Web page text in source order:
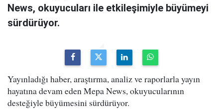
News, okuyucuları ile etkileşimiyle büyümeyi
sürdürüyor.
Yayınladığı haber, araştırma, analiz ve raporlarla yayın
hayatına devam eden Mepa News, okuyucularının
desteğiyle büyümesini sürdürüyor.